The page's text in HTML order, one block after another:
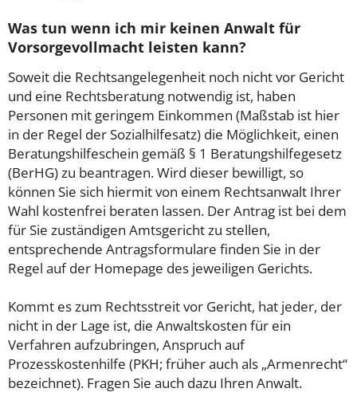
Was tun wenn ich mir keinen Anwalt für
Vorsorgevollmacht leisten kann?
Soweit die Rechtsangelegenheit noch nicht vor Gericht
und eine Rechtsberatung notwendig ist, haben
Personen mit geringem Einkommen (Maßstab ist hier
in der Regel der Sozialhilfesatz) die Möglichkeit, einen
Beratungshilfeschein gemäß § 1 Beratungshilfegesetz
(BerHG) zu beantragen. Wird dieser bewilligt, so
können Sie sich hiermit von einem Rechtsanwalt Ihrer
Wahl kostenfrei beraten lassen. Der Antrag ist bei dem
für Sie zuständigen Amtsgericht zu stellen,
entsprechende Antragsformulare finden Sie in der
Regel auf der Homepage des jeweiligen Gerichts.
Kommt es zum Rechtsstreit vor Gericht, hat jeder, der
nicht in der Lage ist, die Anwaltskosten für ein
Verfahren aufzubringen, Anspruch auf
Prozesskostenhilfe (PKH; früher auch als „Armenrecht“
bezeichnet). Fragen Sie auch dazu Ihren Anwalt.